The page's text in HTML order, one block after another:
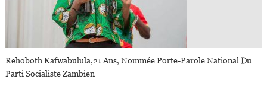
Rehoboth Kafwabulula,21 Ans, Nommée Porte-Parole National Du
Parti Socialiste Zambien